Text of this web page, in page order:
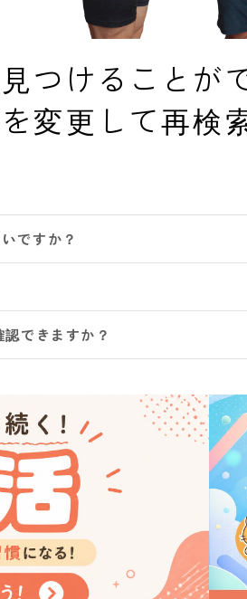
つけることが
変更して再検
ですか？
できますか？